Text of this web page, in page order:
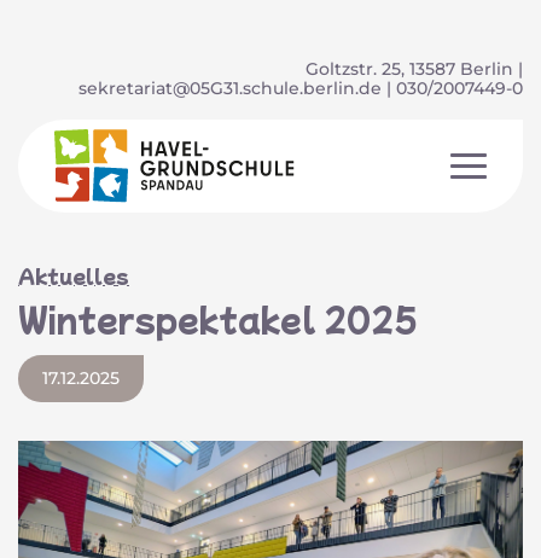
Goltzstr. 25, 13587 Berlin |
sekretariat@05G31.schule.berlin.de | 030/2007449-0
Aktuelles
Winterspektakel 2025
17.12.2025